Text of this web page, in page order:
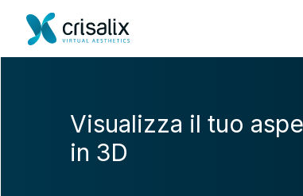
Visualizza il tuo
in 3D